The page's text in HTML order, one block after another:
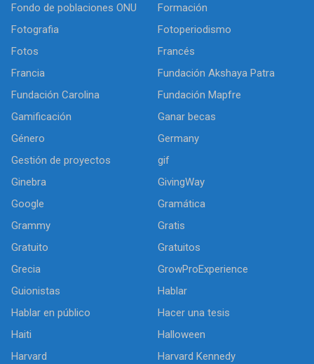
Fondo de poblaciones ONU
Formación
Fotografia
Fotoperiodismo
Fotos
Francés
Francia
Fundación Akshaya Patra
Fundación Carolina
Fundación Mapfre
Gamificación
Ganar becas
Género
Germany
Gestión de proyectos
gif
Ginebra
GivingWay
Google
Gramática
Grammy
Gratis
Gratuito
Gratuitos
Grecia
GrowProExperience
Guionistas
Hablar
Hablar en público
Hacer una tesis
Haiti
Halloween
Harvard
Harvard Kennedy